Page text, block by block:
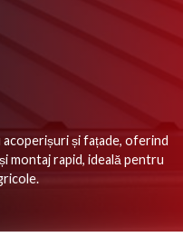
și fațade, oferind
montaj rapid, ideală pentru